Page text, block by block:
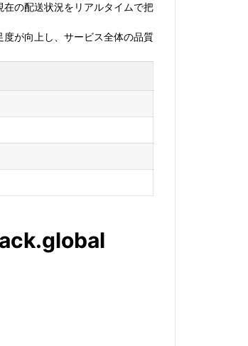
の配送状況をリアルタイムで把
が向上し、サービス全体の品質